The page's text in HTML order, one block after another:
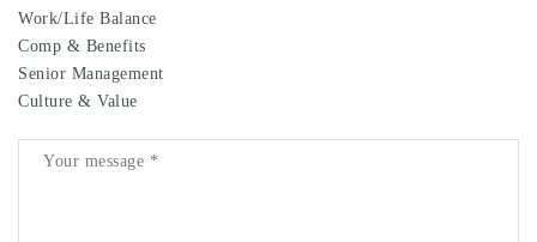
Work/Life Balance
Comp & Benefits
Senior Management
Culture & Value